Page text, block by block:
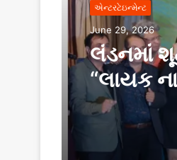
એન્ટરટેઇન્મેન્ટ
June 29, 2026
લંડનમાં
“લાયક
પોસ્ટર
લોન્ચ